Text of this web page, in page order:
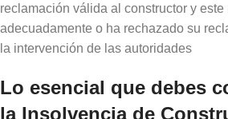
reclamación válida al constructor y
adecuadamente o ha rechazado su
la intervención de las autoridades
Lo esencial que debes
la Insolvencia de